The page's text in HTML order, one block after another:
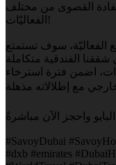
القصوى من مختلف
الفعاليّات!
الفعاليّة، سوف تستمتع
الفندقية متكاملة
اضمن فترة استرخاء
#SavoyDubai
#dxb #emirates